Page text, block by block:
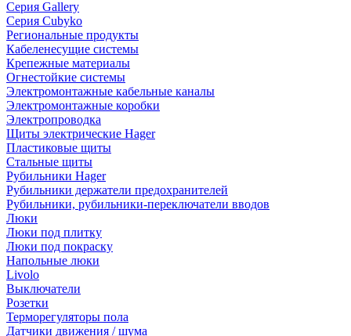
Серия Gallery
Серия Cubyko
Региональные продукты
Кабеленесущие системы
Крепежные материалы
Огнестойкие системы
Электромонтажные кабельные каналы
Электромонтажные коробки
Электропроводка
Щиты электрические Hager
Пластиковые щиты
Стальные щиты
Рубильники Hager
Рубильники держатели предохранителей
Рубильники, рубильники-переключатели вводов
Люки
Люки под плитку
Люки под покраску
Напольные люки
Livolo
Выключатели
Розетки
Терморегуляторы пола
Датчики движения / шума